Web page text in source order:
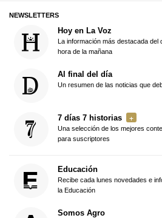
NEWSLETTERS
Hoy en La Voz
La información más destacada
hora de la mañana
Al final del día
Un resumen de las noticias que
7 días 7 historias
Una selección de los mejores
para suscriptores
Educación
Recibe cada lunes novedades e
la Educación
Somos Agro